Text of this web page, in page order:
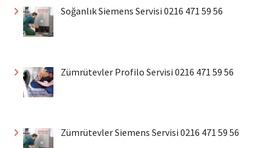
Soğanlık Siemens Servisi 0216 471 59 56
Zümrütevler Profilo Servisi 0216 471 59 56
Zümrütevler Siemens Servisi 0216 471 59 56